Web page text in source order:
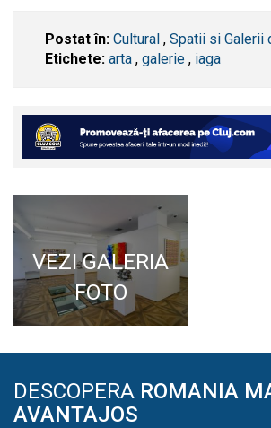
Postat în: Cultural , Spatii si Galerii
Etichete: arta , galerie , iaga
VEZI GALERIA
FOTO
DESCOPERA ROMANIA
AVANTAJOS